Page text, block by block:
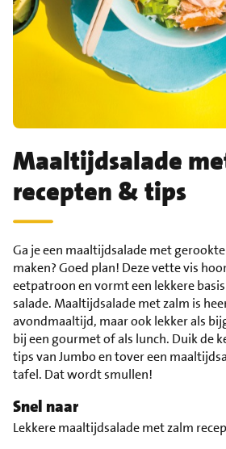
Maaltijdsalade
recepten & tips
Ga je een maaltijdsalade met
maken? Goed plan! Deze vette vis
eetpatroon en vormt een lekkere
salade. Maaltijdsalade met zalm is
avondmaaltijd, maar ook lekker als
bij een gourmet of als lunch. Duik de
tips van Jumbo en tover een
tafel. Dat wordt smullen!
Snel naar
Lekkere maaltijdsalade met zalm